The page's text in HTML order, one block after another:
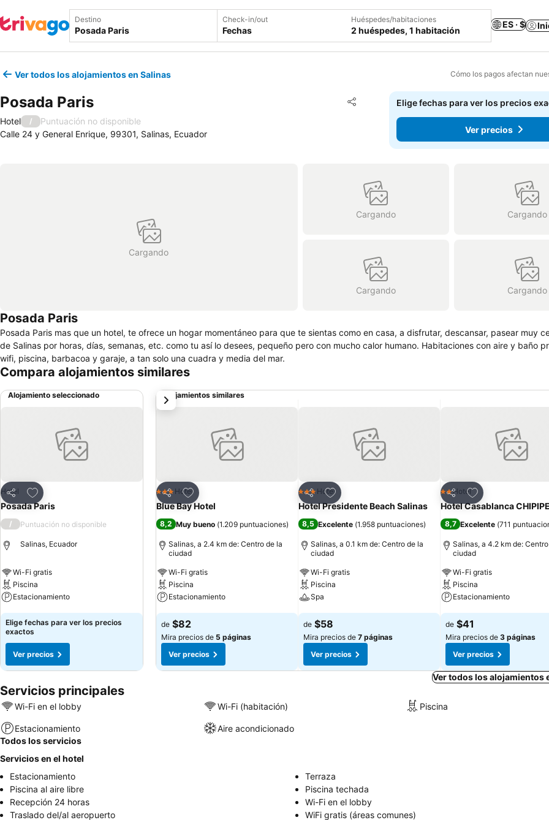
Destino Check-in/out
Fechas
Huéspedes/habitaciones
2 huéspedes, 1 habitación
ES · $
Ver todos los alojamientos en Salinas Cómo los pagos afectan
Posada Paris Compartir
Agregar a favoritos
Hotel /
Puntuación no disponible
Calle 24 y General Enrique, 99301, Salinas, Ecuador
Elige fechas para ver los precios
Ver precios
Cargando
Cargando Cargando
Cargando Cargando
Posada Paris
Posada Paris mas que un hotel, te ofrece un hogar momentáneo para que te sientas como en casa, a disfrutar, descansar, pasear muy
de Salinas por horas, días, semanas, etc. como tu así lo desees, pequeño pero con mucho calor humano. Habitaciones con aire y baño
wifi, piscina, barbacoa y garaje, a tan solo una cuadra y media del mar.
Compara alojamientos similares
Alojamiento seleccionado
Compartir
Agregar a favoritos
Hotel
Posada Paris
/ Puntuación no disponible
Salinas, Ecuador
Wi-Fi gratis
Piscina
Estacionamiento
Ver precios
Elige fechas para ver los precios
exactos
Ver precios
Alojamientos similares
Compartir
Agregar a favoritos
3 Estrellas
Hotel
Blue Bay Hotel
8,2 Muy bueno (1.209 puntuaciones)
Salinas, a 2.4 km de: Centro de la
ciudad
Wi-Fi gratis
Piscina
Estacionamiento
Ver precios
de $82
Mira precios de 5 páginas
Ver precios
Compartir
Agregar a favoritos
3 Estrellas
Hotel
Hotel Presidente Beach Salinas
8,5 Excelente (1.958 puntuaciones)
Salinas, a 0.1 km de: Centro de la
ciudad
Wi-Fi gratis
Piscina
Spa
Ver precios
de $58
Mira precios de 7 páginas
Ver precios
Compartir
Agregar a
2 Estrellas
Hotel
Hotel Casablanca CHIPIPE
8,7 Excelente (711
Salinas, a 4.2 km de:
ciudad
Wi-Fi gratis
Piscina
Estacionamiento
Ver precios
de $41
Mira precios de 3 páginas
Ver precios
siguiente
Ver todos los alojamientos
Servicios principales
Wi-Fi en el lobby Wi-Fi (habitación) Piscina
Estacionamiento
Aire acondicionado
Todos los servicios
Servicios en el hotel
Estacionamiento
Terraza
Piscina al aire libre
Piscina techada
Recepción 24 horas
Wi-Fi en el lobby
Traslado del/al aeropuerto
WiFi gratis (áreas comunes)